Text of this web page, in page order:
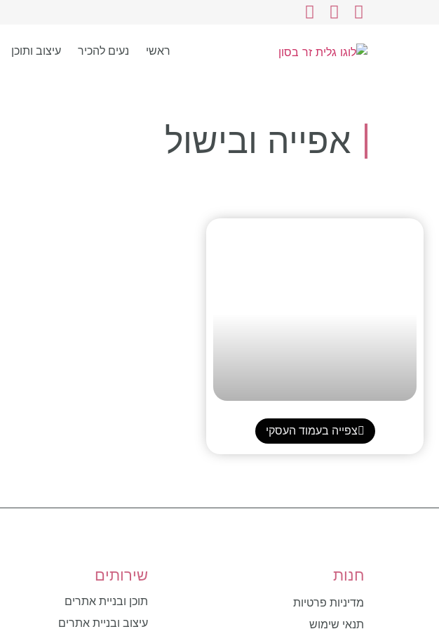
ראשי נעים להכיר עיצוב ותוכן
אפייה ובישול
צפייה בעמוד העסקי
חנות
מדיניות פרטיות
תנאי שימוש
שירותים
תוכן ובניית אתרים
עיצוב ובניית אתרים